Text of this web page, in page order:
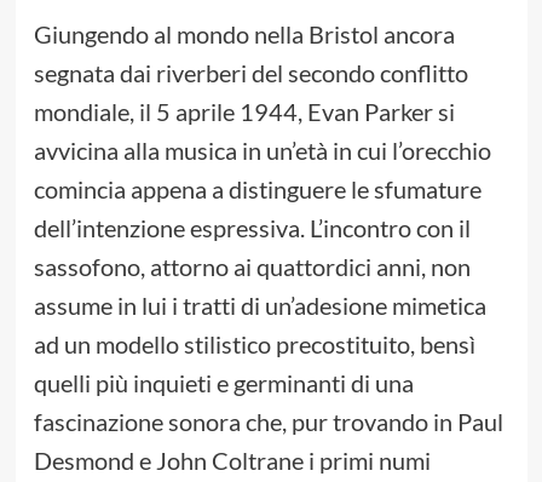
Giungendo al mondo nella Bristol ancora
segnata dai riverberi del secondo conflitto
mondiale, il 5 aprile 1944, Evan Parker si
avvicina alla musica in un’età in cui l’orecchio
comincia appena a distinguere le sfumature
dell’intenzione espressiva. L’incontro con il
sassofono, attorno ai quattordici anni, non
assume in lui i tratti di un’adesione mimetica
ad un modello stilistico precostituito, bensì
quelli più inquieti e germinanti di una
fascinazione sonora che, pur trovando in Paul
Desmond e John Coltrane i primi numi